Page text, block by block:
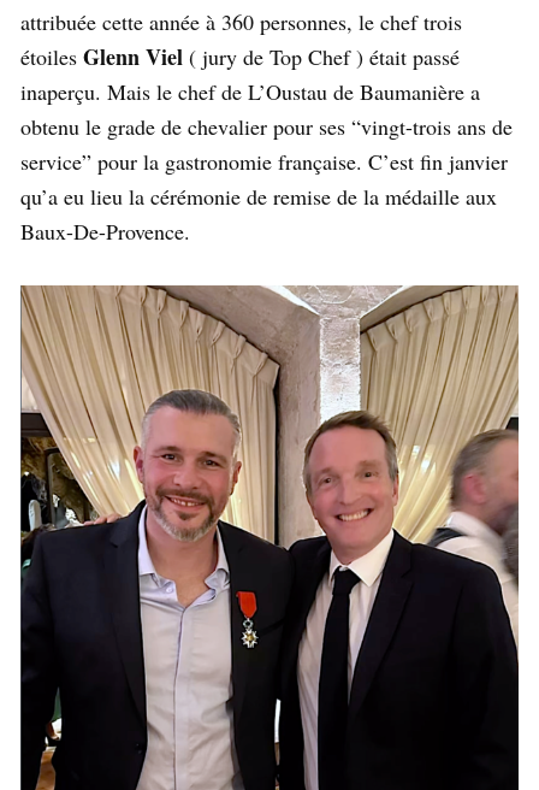
attribuée cette année à 360 personnes, le chef trois
étoiles Glenn Viel ( jury de Top Chef ) était passé
inaperçu. Mais le chef de L’Oustau de Baumanière a
obtenu le grade de chevalier pour ses “vingt-trois ans de
service” pour la gastronomie française. C’est fin janvier
qu’a eu lieu la cérémonie de remise de la médaille aux
Baux-De-Provence.